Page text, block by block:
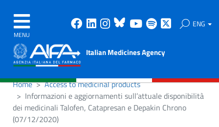
MENU
Facebook
Linkedin
Instagram
Bluesky
Youtube
Spotify ENG
Italian Medicines Agency
Home
Access to medicinal products
Informazioni e aggiornamenti sull’attuale disponibilità
dei medicinali Talofen, Catapresan e Depakin Chrono
(07/12/2020)